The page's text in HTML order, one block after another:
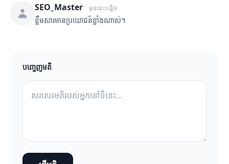
SEO_Master មុននេះបន្តិច
ខ្លឹមសារមានប្រយោជន៍ខ្លាំងណាស់។
បញ្ចេញមតិ